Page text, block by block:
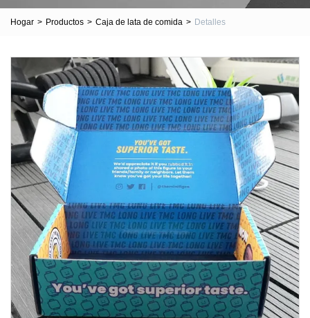
Hogar > Productos > Caja de lata de comida > Detalles